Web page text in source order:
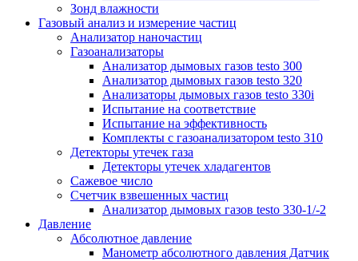
Зонд влажности
Газовый анализ и измерение частиц
Анализатор наночастиц
Газоанализаторы
Анализатор дымовых газов testo 300
Анализатор дымовых газов testo 320
Анализаторы дымовых газов testo 330i
Испытание на соответствие
Испытание на эффективность
Комплекты с газоанализатором testo 310
Детекторы утечек газа
Детекторы утечек хладагентов
Сажевое число
Счетчик взвешенных частиц
Анализатор дымовых газов testo 330-1/-2
Давление
Абсолютное давление
Манометр абсолютного давления Датчик